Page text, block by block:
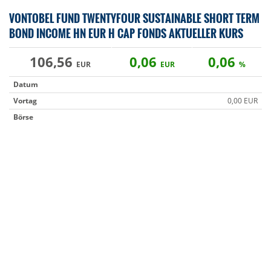
VONTOBEL FUND TWENTYFOUR SUSTAINABLE SHORT TERM
BOND INCOME HN EUR H CAP FONDS AKTUELLER KURS
106,56 EUR 0,06 EUR 0,06 %
Datum
Vortag
0,00 EUR
Börse